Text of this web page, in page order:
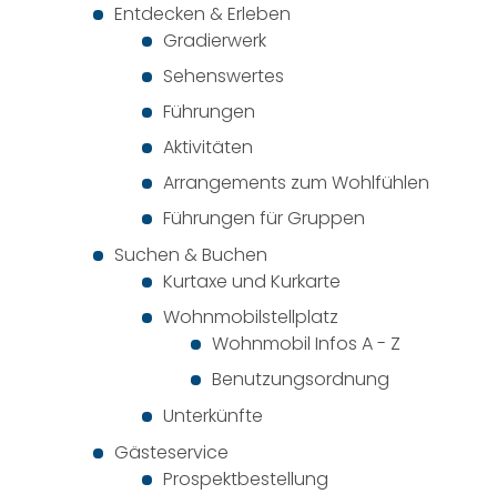
Entdecken & Erleben
Gradierwerk
Sehenswertes
Führungen
Aktivitäten
Arrangements zum Wohlfühlen
Führungen für Gruppen
Suchen & Buchen
Kurtaxe und Kurkarte
Wohnmobilstellplatz
Wohnmobil Infos A - Z
Benutzungsordnung
Unterkünfte
Gästeservice
Prospektbestellung